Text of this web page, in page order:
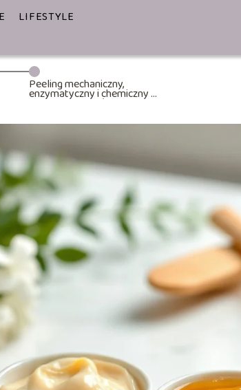
LIFESTYLE
Peeling mechaniczny,
enzymatyczny i chemiczny –
najważniejsze różnice